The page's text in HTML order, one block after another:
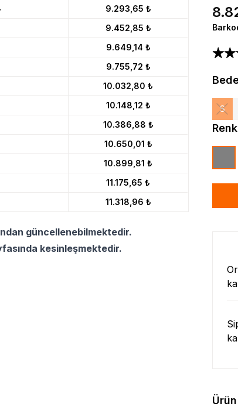
9.293,65 ₺
9.452,85 ₺
9.649,14 ₺
9.755,72 ₺
10.032,80 ₺
10.148,12 ₺
10.386,88 ₺
10.650,01 ₺
10.899,81 ₺
11.175,65 ₺
11.318,96 ₺
güncellenebilmektedir.
kesinleşmektedir.
S
Renk